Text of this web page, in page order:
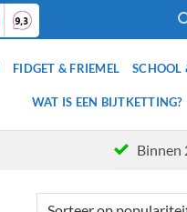
FIDGET & FRIEMEL SCHOOL
WAT IS EEN BIJTKETTING?
Binnen